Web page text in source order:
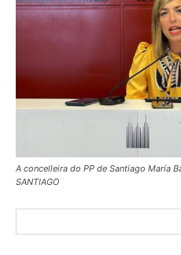
A concelleira do PP de Santiago María
SANTIAGO